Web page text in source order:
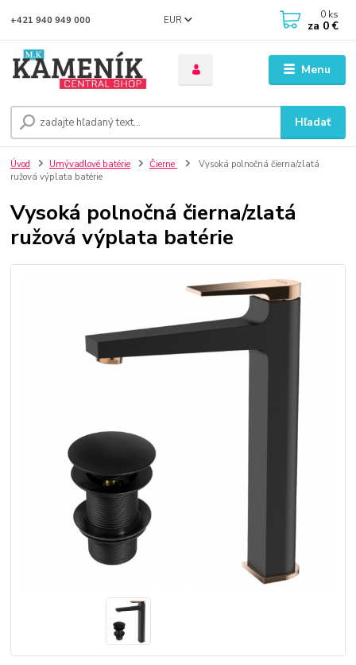
Menu
EUR
Hľadať
+421 940 949 000 0 ks
za 0 €
Úvod Umývadlové batérie Čierne
Vysoká polnočná čierna/zlatá
ružová výplata batérie
Vysoká polnočná čierna/zlatá
ružová výplata batérie